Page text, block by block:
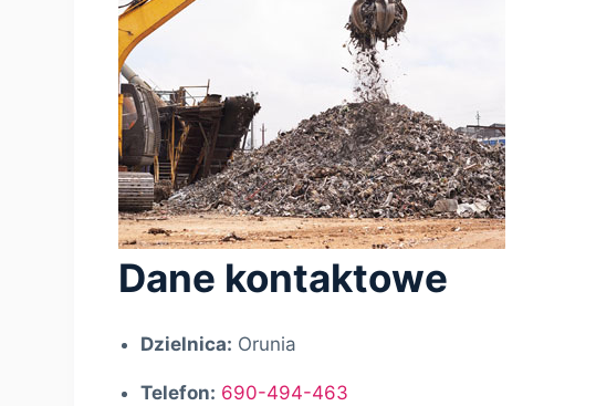
Dane kontaktowe
Dzielnica: Orunia
Telefon: 690-494-463